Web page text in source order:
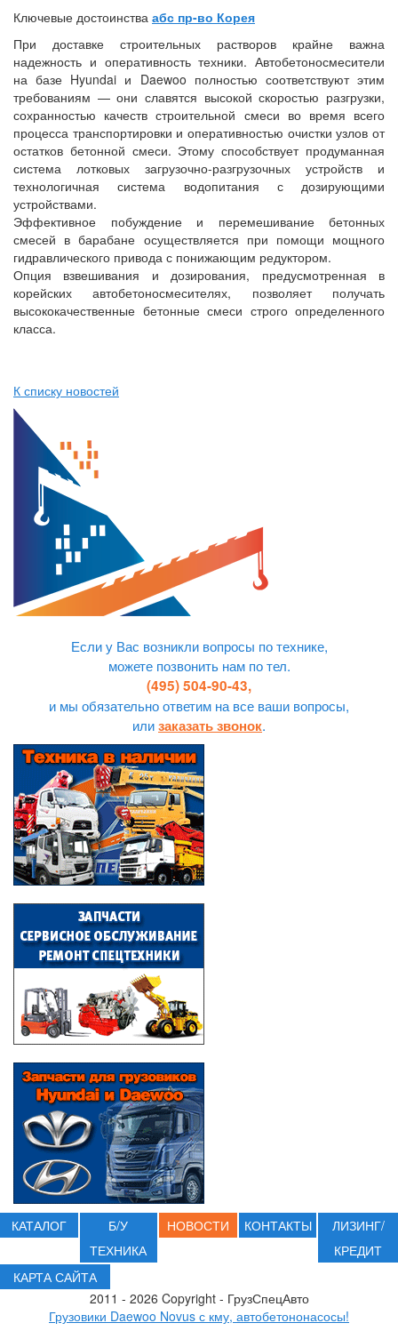
Ключевые достоинства абс пр-во Корея
При доставке строительных растворов крайне важна
надежность и оперативность техники. Автобетоносмесители
на базе Hyundai и Daewoo полностью соответствуют этим
требованиям — они славятся высокой скоростью разгрузки,
сохранностью качеств строительной смеси во время всего
процесса транспортировки и оперативностью очистки узлов от
остатков бетонной смеси. Этому способствует продуманная
система лотковых загрузочно-разгрузочных устройств и
технологичная система водопитания с дозирующими
устройствами.
Эффективное побуждение и перемешивание бетонных
смесей в барабане осуществляется при помощи мощного
гидравлического привода с понижающим редуктором.
Опция взвешивания и дозирования, предусмотренная в
корейских автобетоносмесителях, позволяет получать
высококачественные бетонные смеси строго определенного
класса.
К списку новостей
Если у Вас возникли вопросы по технике,
можете позвонить нам по тел.
(495) 504-90-43,
и мы обязательно ответим на все ваши вопросы,
илизаказать звонок.
КАТАЛОГ
Б/У
ТЕХНИКА
НОВОСТИ КОНТАКТЫ
ЛИЗИНГ/
КРЕДИТ
КАРТА САЙТА
2011 - 2026 Copyright - ГрузСпецАвто
Грузовики Daewoo Novus с кму, автобетононасосы!